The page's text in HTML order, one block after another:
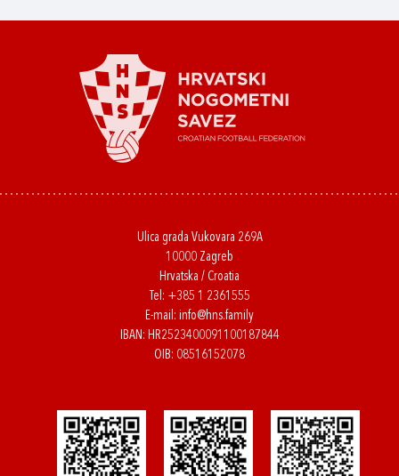
Ulica grada Vukovara 269A
10000 Zagreb
Hrvatska / Croatia
Tel: +385 1 2361555
E-mail: info@hns.family
IBAN: HR2523400091100187844
OIB: 08516152078